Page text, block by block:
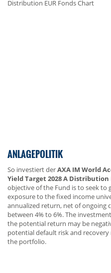
ANLAGEPOLITIK
So investiert derAXA IM World
Yield Target 2028 A Distribution
objective of the Fund is to seek
exposure to the fixed income
annualized return, net of ongoing
between 4% to 6%. The
the potential return may be
potential default risk and
the portfolio.